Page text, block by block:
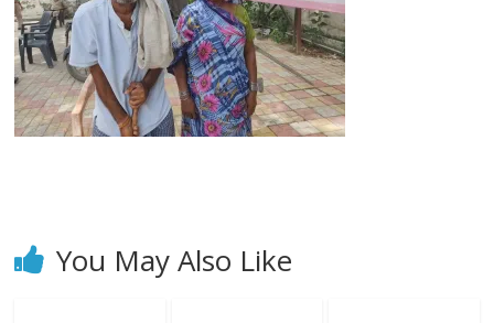
You May Also Like